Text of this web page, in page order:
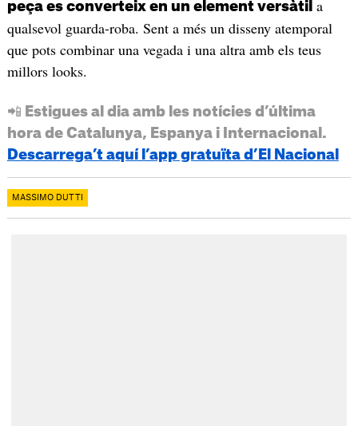
peça es converteix en un element versàtil a
qualsevol guarda-roba. Sent a més un disseny atemporal
que pots combinar una vegada i una altra amb els teus
millors looks.
📲 Estigues al dia amb les notícies d’última
hora de Catalunya, Espanya i Internacional.
Descarrega’t aquí l’app gratuïta d’El Nacional
MASSIMO DUTTI